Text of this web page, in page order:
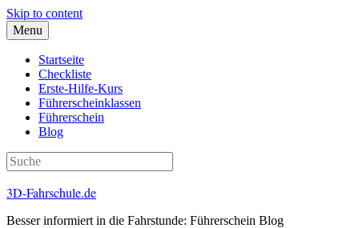
Skip to content
Menu
Startseite
Checkliste
Erste-Hilfe-Kurs
Führerscheinklassen
Führerschein
Blog
3D-Fahrschule.de
Besser informiert in die Fahrstunde: Führerschein Blog